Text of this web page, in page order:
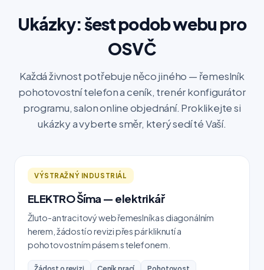
Ukázky: šest podob webu pro
OSVČ
Každá živnost potřebuje něco jiného — řemeslník
pohotovostní telefon a ceník, trenér konfigurátor
programu, salon online objednání. Proklikejte si
ukázky a vyberte směr, který sedí té Vaší.
VÝSTRAŽNÝ INDUSTRIÁL
ELEKTRO Šíma — elektrikář
Žluto-antracitový web řemeslníka s diagonálním
herem, žádostí o revizi přes pár kliknutí a
pohotovostním pásem s telefonem.